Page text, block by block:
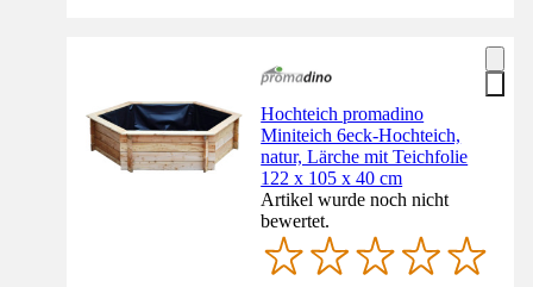
Hochteich promadino
Miniteich 6eck-Hochteich,
natur, Lärche mit Teichfolie
122 x 105 x 40 cm
Artikel wurde noch nicht
bewertet.